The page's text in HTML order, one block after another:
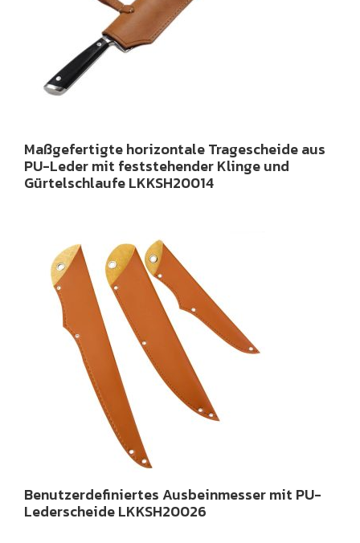
Maßgefertigte horizontale Tragescheide aus
PU-Leder mit feststehender Klinge und
Gürtelschlaufe LKKSH20014
Benutzerdefiniertes Ausbeinmesser mit PU-
Lederscheide LKKSH20026